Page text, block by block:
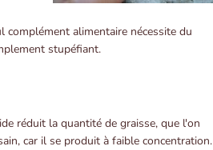
complément alimentaire nécessite du
stupéfiant.
réduit la quantité de graisse, que l'on
car il se produit à faible concentration.